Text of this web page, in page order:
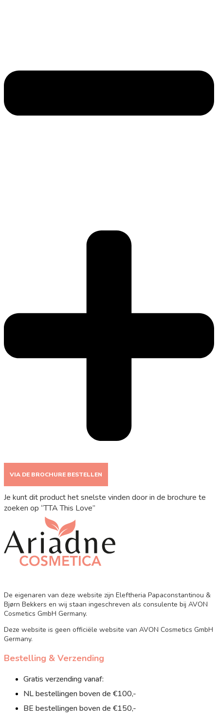
VIA DE BROCHURE BESTELLEN
Je kunt dit product het snelste vinden door in de brochure te
zoeken op “TTA This Love”
De eigenaren van deze website zijn Eleftheria Papaconstantinou &
Bjørn Bekkers en wij staan ingeschreven als consulente bij AVON
Cosmetics GmbH Germany.
Deze website is geen officiële website van AVON Cosmetics GmbH
Germany.
Bestelling & Verzending
Gratis verzending vanaf:
NL bestellingen boven de €100,-
BE bestellingen boven de €150,-